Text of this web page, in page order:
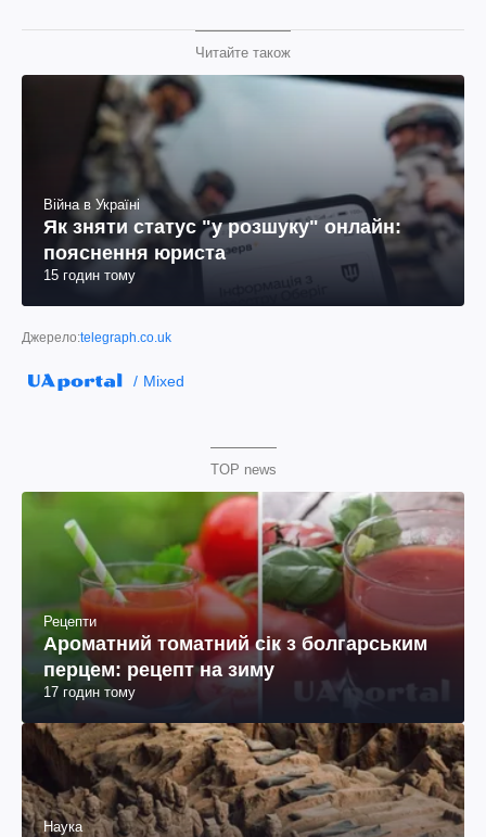
Читайте також
Війна в Україні
Як зняти статус "у розшуку" онлайн:
пояснення юриста
15 годин тому
Джерело:telegraph.co.uk
Mixed
TOP news
Рецепти
Ароматний томатний сік з болгарським
перцем: рецепт на зиму
17 годин тому
Наука